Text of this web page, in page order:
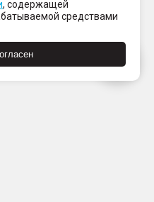
, содержащей
средствами